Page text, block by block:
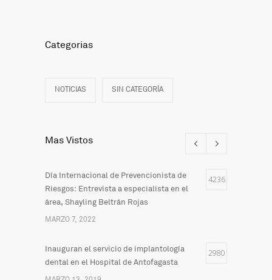
Categorias
NOTICIAS SIN CATEGORÍA
Mas Vistos
Día Internacional de Prevencionista de
Riesgos: Entrevista a especialista en el
área, Shayling Beltrán Rojas
4236
MARZO 7, 2022
Inauguran el servicio de implantología
dental en el Hospital de Antofagasta
2980